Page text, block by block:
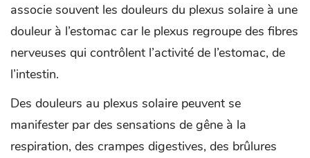
associe souvent les douleurs du plexus solaire à une
douleur à l’estomac car le plexus regroupe des fibres
nerveuses qui contrôlent l’activité de l’estomac, de
l’intestin.
Des douleurs au plexus solaire peuvent se
manifester par des sensations de gêne à la
respiration, des crampes digestives, des brûlures